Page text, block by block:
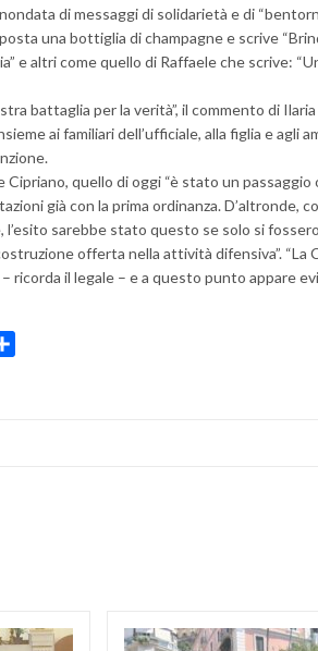
di messaggi di solidarietà e di
una bottiglia di champagne e scrive
e altri come quello di Raffaele che scrive:
battaglia per la verità”, il commento di
ai familiari dell’ufficiale, alla figlia e agli
quello di oggi “è stato un
già con la prima ordinanza. D’altronde,
sarebbe stato questo se solo si
offerta nella attività difensiva”. “La
ricorda il legale – e a questo punto appare